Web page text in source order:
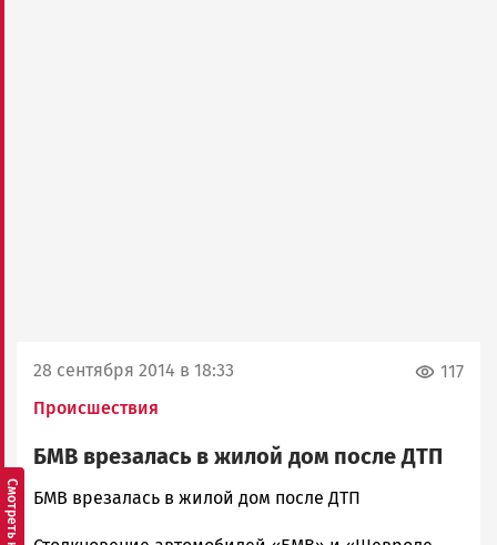
28 сентября 2014 в 18:33
Происшествия
117
БМВ врезалась в жилой дом после ДТП
admintimur
БМВ врезалась в жилой дом после ДТП